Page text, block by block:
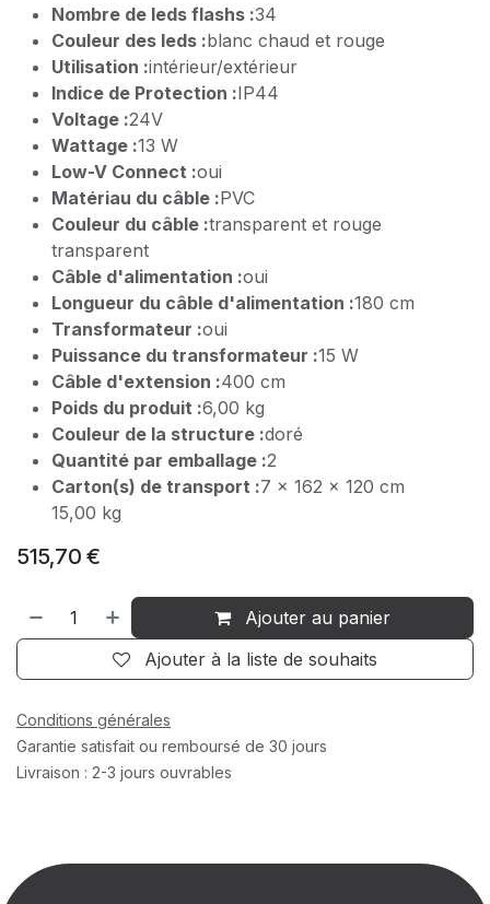
Nombre de leds flashs :34
Couleur des leds :blanc chaud et rouge
Utilisation :intérieur/extérieur
Indice de Protection :IP44
Voltage :24V
Wattage :13 W
Low-V Connect :oui
Matériau du câble :PVC
Couleur du câble :transparent et rouge
transparent
Câble d'alimentation :oui
Longueur du câble d'alimentation :180 cm
Transformateur :oui
Puissance du transformateur :15 W
Câble d'extension :400 cm
Poids du produit :6,00 kg
Couleur de la structure :doré
Quantité par emballage :2
Carton(s) de transport :7 x 162 x 120 cm
15,00 kg
515,70 €
Ajouter au panier
Ajouter à la liste de souhaits
Conditions générales
Garantie satisfait ou remboursé de 30 jours
Livraison : 2-3 jours ouvrables